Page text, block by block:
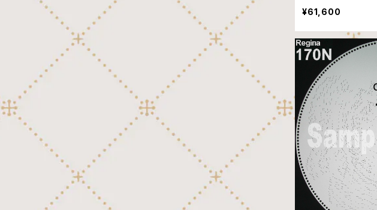
¥61,600